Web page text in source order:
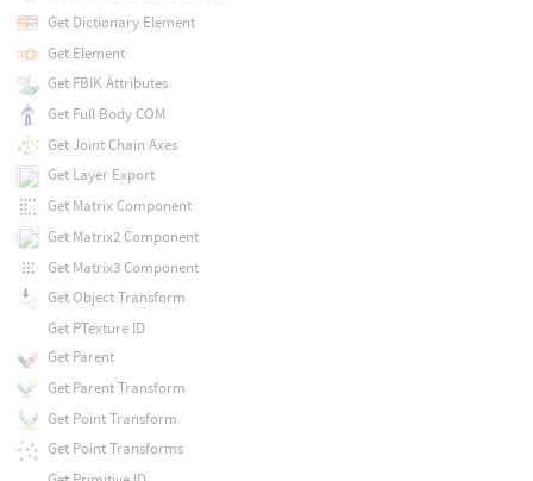
Get Dictionary Element
Get Element
Get FBIK Attributes
Get Full Body COM
Get Joint Chain Axes
Get Layer Export
Get Matrix Component
Get Matrix2 Component
Get Matrix3 Component
Get Object Transform
Get PTexture ID
Get Parent
Get Parent Transform
Get Point Transform
Get Point Transforms